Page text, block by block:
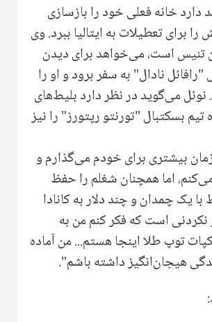
خانه فعلی خود را بازسازی
برای تعطیلات به ایتالیا ببرد. وی
تنیس است، می‌خواهد برای دیدن
نادال" به سفر برود و او را
نوئل می‌گوید در نظر دارد بلیط‌های
بسکتبال "تورنتو رپتورز" را نیز
بیشتری برای خودم می‌گذارم و
اما همچنان شغلم را حفظ
یک چمدان و چند دلار به کانادا
نکردنی است که فکر کنم من به
توپ طلا اینجا هستم... من آماده
هیجان‌انگیز داشته باشم".